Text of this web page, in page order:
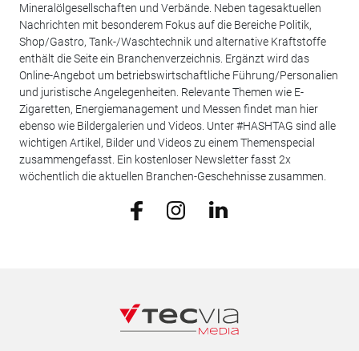
Mineralölgesellschaften und Verbände. Neben tagesaktuellen
Nachrichten mit besonderem Fokus auf die Bereiche Politik,
Shop/Gastro, Tank-/Waschtechnik und alternative Kraftstoffe
enthält die Seite ein Branchenverzeichnis. Ergänzt wird das
Online-Angebot um betriebswirtschaftliche Führung/Personalien
und juristische Angelegenheiten. Relevante Themen wie E-
Zigaretten, Energiemanagement und Messen findet man hier
ebenso wie Bildergalerien und Videos. Unter #HASHTAG sind alle
wichtigen Artikel, Bilder und Videos zu einem Themenspecial
zusammengefasst. Ein kostenloser Newsletter fasst 2x
wöchentlich die aktuellen Branchen-Geschehnisse zusammen.